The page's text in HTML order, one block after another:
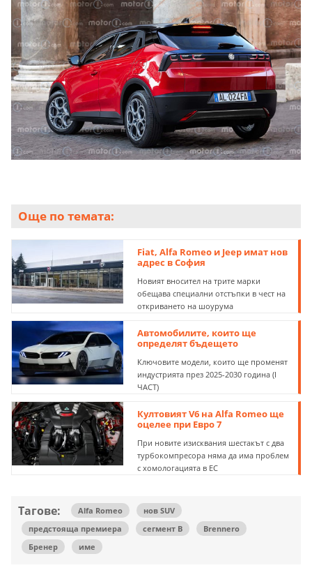
Още по темата:
Fiat, Alfa Romeo и Jeep имат нов
адрес в София
Новият вносител на трите марки
обещава специални отстъпки в чест на
откриването на шоурума
Автомобилите, които ще
определят бъдещето
Ключовите модели, които ще променят
индустрията през 2025-2030 година (I
ЧАСТ)
Култовият V6 на Alfa Romeo ще
оцелее при Евро 7
При новите изисквания шестакът с два
турбокомпресора няма да има проблем
с хомологацията в ЕС
Тагове: Alfa Romeo
нов SUV
предстояща премиера
сегмент B
Brennero
Бренер
име